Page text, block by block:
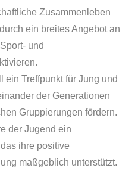
Zusammenleben
ein breites Angebot an
und
ein Treffpunkt für Jung und
der Generationen
Gruppierungen fördern.
der Jugend ein
ihre positive
maßgeblich unterstützt.